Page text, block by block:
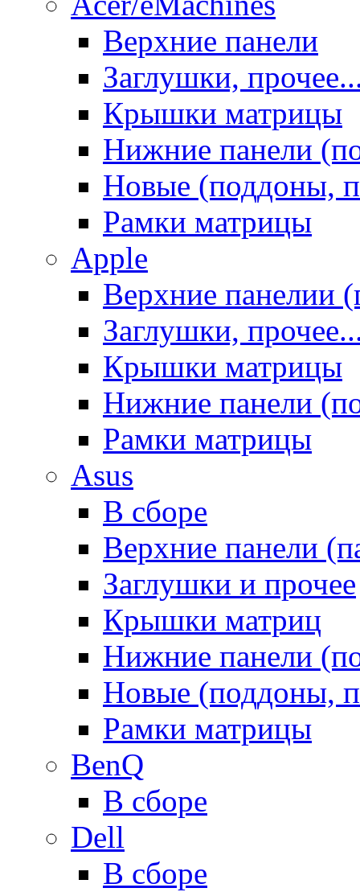
Верхние панели
Заглушки,
Крышки матрицы
Нижние панели
Новые (поддоны,
Рамки матрицы
Apple
Верхние панелии
Заглушки,
Крышки матрицы
Нижние панели
Рамки матрицы
Asus
В сборе
Верхние панели
Заглушки и прочее
Крышки матриц
Нижние панели
Новые (поддоны,
Рамки матрицы
BenQ
В сборе
Dell
В сборе